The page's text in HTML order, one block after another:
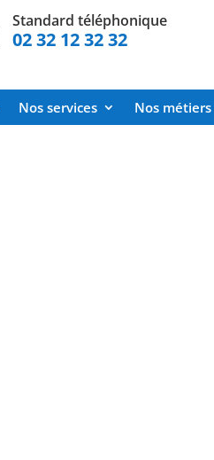
Standard téléphonique
02 32 12 32 32
Nos services Nos métiers